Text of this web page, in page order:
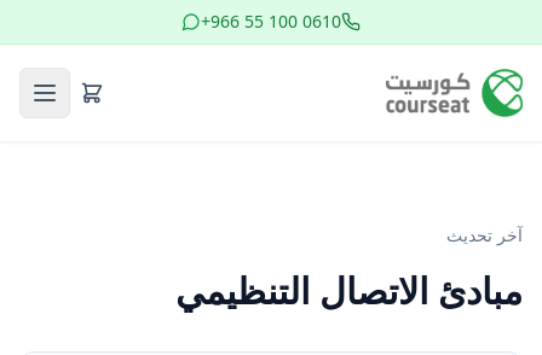
+966 55 100 0610
آخر تحديث
مبادئ الاتصال التنظيمي